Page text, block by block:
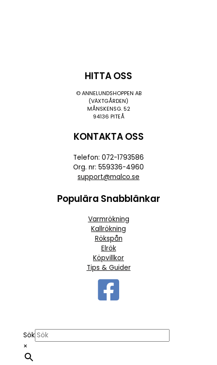
HITTA OSS
© ANNELUNDSHOPPEN AB
(VÄXTGÅRDEN)
MÅNSKENSG. 52
94136 PITEÅ
KONTAKTA OSS
Telefon: 072-1793586
Org. nr: 559336-4960
support@malco.se
Populära Snabblänkar
Varmrökning
Kallrökning
Rökspån
Elrök
Köpvillkor
Tips & Guider
Sök
×